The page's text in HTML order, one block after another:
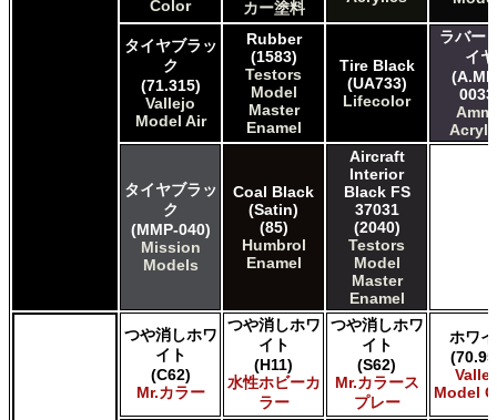
Color
カー塗料
タイヤブラッ
ク
(71.315)
Vallejo
Model Air
Rubber
(1583)
Testors
Model
Master
Enamel
Tire Black
(UA733)
Lifecolor
ラバー
イヤ
タイヤブラッ
ク
(MMP-040)
Mission
Models
Coal Black
(Satin)
(85)
Humbrol
Enamel
Aircraft
Interior
Black FS
37031
(2040)
Testors
Model
Master
Enamel
つや消しホワ
イト
(C62)
Mr.カラー
つや消しホワ
イト
(H11)
水性ホビーカ
ラー
つや消しホワ
イト
(S62)
Mr.カラース
プレー
ホワ
Model